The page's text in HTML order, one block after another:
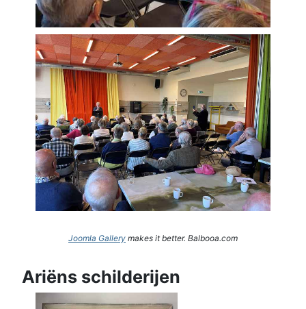
Joomla Gallery makes it better. Balbooa.com
Ariëns schilderijen